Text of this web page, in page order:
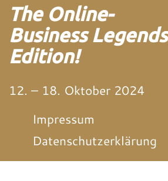
The Online-
Business Legends
Edition!
12. – 18. Oktober 2024
Impressum
Datenschutzerklärung